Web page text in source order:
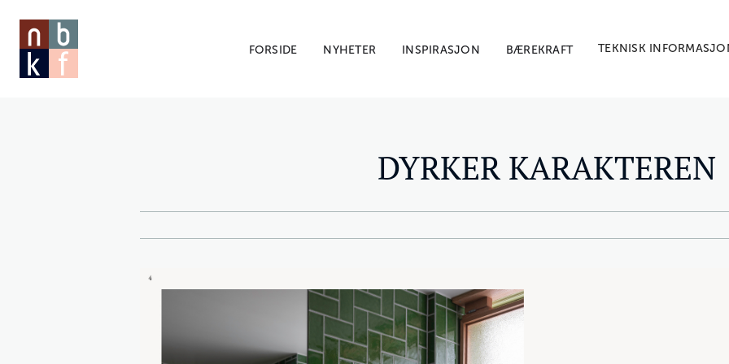
FORSIDE NYHETER INSPIRASJON BÆREKRAFT TEKNISK
DYRKER KARAKTEREN